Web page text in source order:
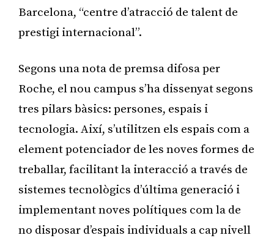
Barcelona, “centre d’atracció de talent de
prestigi internacional”.
Segons una nota de premsa difosa per
Roche, el nou campus s’ha dissenyat segons
tres pilars bàsics: persones, espais i
tecnologia. Així, s’utilitzen els espais com a
element potenciador de les noves formes de
treballar, facilitant la interacció a través de
sistemes tecnològics d’última generació i
implementant noves polítiques com la de
no disposar d’espais individuals a cap nivell